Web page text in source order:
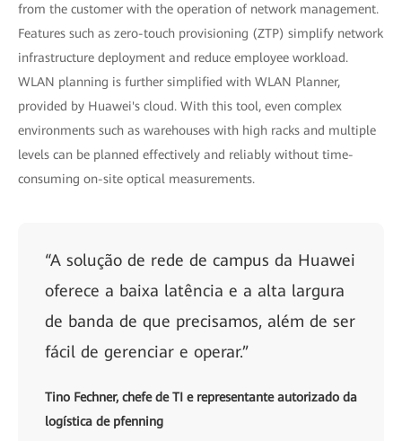
from the customer with the operation of network management.
Features such as zero-touch provisioning (ZTP) simplify network
infrastructure deployment and reduce employee workload.
WLAN planning is further simplified with WLAN Planner,
provided by Huawei's cloud. With this tool, even complex
environments such as warehouses with high racks and multiple
levels can be planned effectively and reliably without time-
consuming on-site optical measurements.
“A solução de rede de campus da Huawei
oferece a baixa latência e a alta largura
de banda de que precisamos, além de ser
fácil de gerenciar e operar.”
Tino Fechner, chefe de TI e representante autorizado da
logística de pfenning